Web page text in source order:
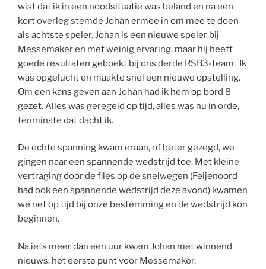
wist dat ik in een noodsituatie was beland en na een
kort overleg stemde Johan ermee in om mee te doen
als achtste speler. Johan is een nieuwe speler bij
Messemaker en met weinig ervaring, maar hij heeft
goede resultaten geboekt bij ons derde RSB3-team. Ik
was opgelucht en maakte snel een nieuwe opstelling.
Om een kans geven aan Johan had ik hem op bord 8
gezet. Alles was geregeld op tijd, alles was nu in orde,
tenminste dat dacht ik.
De echte spanning kwam eraan, of beter gezegd, we
gingen naar een spannende wedstrijd toe. Met kleine
vertraging door de files op de snelwegen (Feijenoord
had ook een spannende wedstrijd deze avond) kwamen
we net op tijd bij onze bestemming en de wedstrijd kon
beginnen.
Na iets meer dan een uur kwam Johan met winnend
nieuws: het eerste punt voor Messemaker.